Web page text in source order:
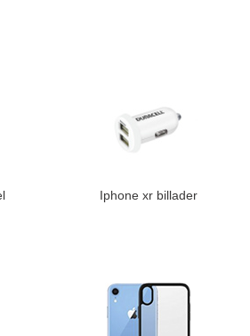
Iphone xr billader